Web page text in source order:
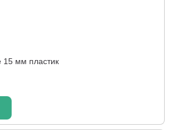
15 мм пластик